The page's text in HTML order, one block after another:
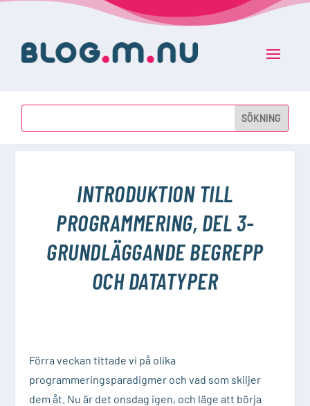
INTRODUKTION TILL
PROGRAMMERING, DEL 3-
GRUNDLÄGGANDE BEGREPP
OCH DATATYPER
Förra veckan tittade vi på olika
programmeringsparadigmer och vad som skiljer
dem åt . Nu är det onsdag igen, och läge att börja